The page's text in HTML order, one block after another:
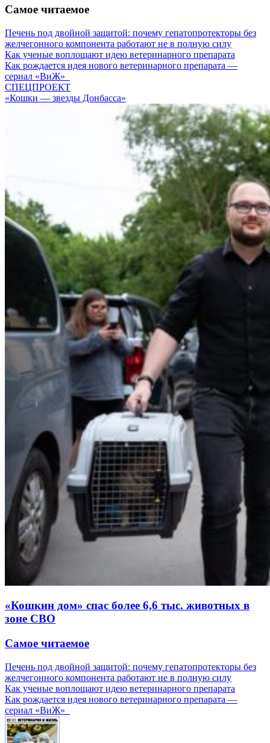
Самое читаемое
Печень под двойной защитой: почему гепатопротекторы без
желчегонного компонента работают не в полную силу
Как ученые воплощают идею ветеринарного препарата
Как рождается идея нового ветеринарного препарата —
сериал «ВиЖ»
СПЕЦПРОЕКТ
«Кошки — звезды Донбасса»
«Кошкин дом» спас более 6,6 тыс. животных в
зоне СВО
Самое читаемое
Печень под двойной защитой: почему гепатопротекторы без
желчегонного компонента работают не в полную силу
Как ученые воплощают идею ветеринарного препарата
Как рождается идея нового ветеринарного препарата —
сериал «ВиЖ»